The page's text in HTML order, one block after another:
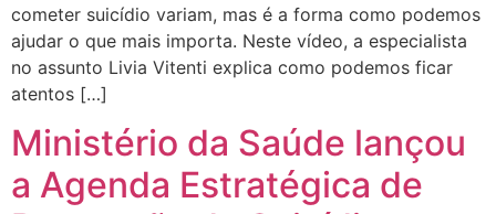
cometer suicídio variam, mas é a forma como podemos
ajudar o que mais importa. Neste vídeo, a especialista
no assunto Livia Vitenti explica como podemos ficar
atentos […]
Ministério da Saúde lançou
a Agenda Estratégica de